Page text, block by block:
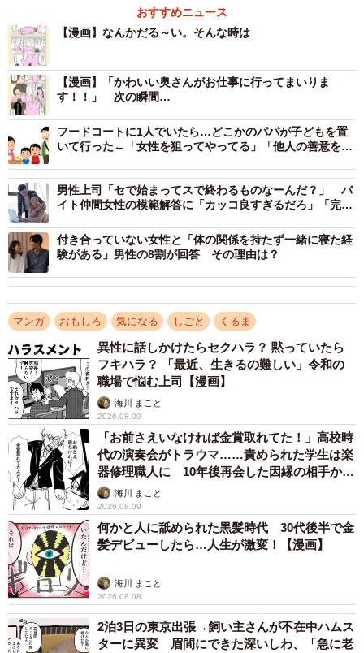
おすすめニュース
【漫画】なんかだる～い。そんな時は
【漫画】「かわいい奥さんがお仕事に行ってまいりま
す！！」 次の瞬間…
フードコートに1人でいたら…どこかのパパが子どもを置
いて行った←「女性を狙ってやってる」「他人の善意を頼
男性上司「セで始まってスで終わるものなーんだ？」 バ
イト仲間女性の模範解答に「カッコ良すぎるだろ」「完璧
付き合っていない女性と「体の関係を持たず一緒に寝た経
験がある」男性の8割が回答 その理由は？
マンガ おもしろ 気になる しごと くるま
異性に話しかけたらセクハラ？ 黙っていたら
フキハラ？ 「最近、生きるの難しい」令和の
職場で悩む上司【漫画】
海川 まこと
2026.08.09
「お前さえいなければ金賞取れてた！」高校時
代の演奏会がトラウマ……責められた学生は楽
器修理職人に 10年後再会した因縁の相手から
思わぬ申し出【漫画】
海川 まこと
2026.08.09
何かと人に舐められた黒髪時代 30代後半で金
髪デビューしたら…人生が激変！【漫画】
海川 まこと
2026.08.08
2泊3日の東京出張→飼い主さんが不在中ハムス
ターに異変 眉間にできた深いしわ、「急に老